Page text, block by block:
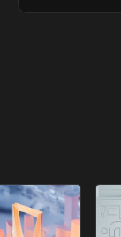
أخبار الشرق